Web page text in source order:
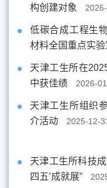
构创建对象
低碳合成工程生
材料全国重点实
天津工生所在
中获佳绩
2026-
天津工生所组织
介活动
2025-12-
天津工生所科技
四五’成就展”